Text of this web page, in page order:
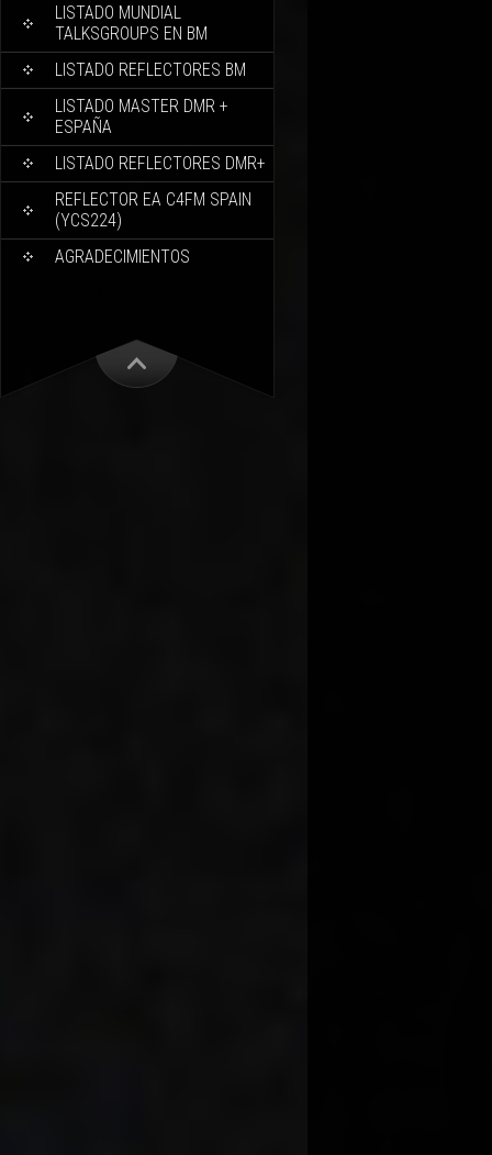
LISTADO MUNDIAL
TALKSGROUPS EN BM
LISTADO REFLECTORES BM
LISTADO MASTER DMR +
ESPAÑA
LISTADO REFLECTORES DMR+
REFLECTOR EA C4FM SPAIN
(YCS224)
AGRADECIMIENTOS